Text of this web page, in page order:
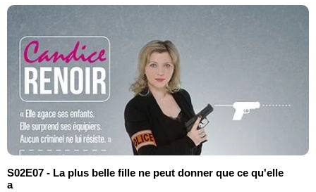
S02E07 - La plus belle fille ne peut donner que ce qu'elle
a